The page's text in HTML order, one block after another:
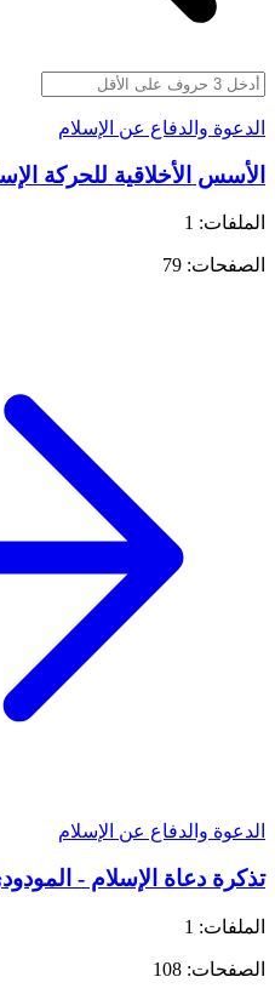
الدعوة والدفاع عن الإسلام
الأسس الأخلاقية للحركة
الملفات: 1
الصفحات: 79
الدعوة والدفاع عن الإسلام
تذكرة دعاة الإسلام -
الملفات: 1
الصفحات: 108